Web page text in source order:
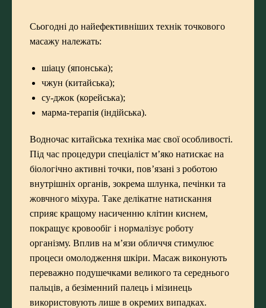
Сьогодні до найефективніших технік точкового
масажу належать:
шіацу (японська);
чжун (китайська);
су-джок (корейська);
марма-терапія (індійська).
Водночас китайська техніка має свої особливості.
Під час процедури спеціаліст м’яко натискає на
біологічно активні точки, пов’язані з роботою
внутрішніх органів, зокрема шлунка, печінки та
жовчного міхура. Таке делікатне натискання
сприяє кращому насиченню клітин киснем,
покращує кровообіг і нормалізує роботу
організму. Вплив на м’язи обличчя стимулює
процеси омолодження шкіри. Масаж виконують
переважно подушечками великого та середнього
пальців, а безіменний палець і мізинець
використовують лише в окремих випадках.